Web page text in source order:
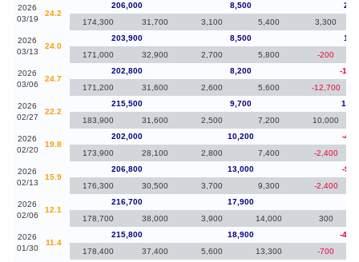
2026
03/19
24.2
206,000 8,500
174,300
31,700 3,100 5,400 3,300
2026
03/13
24.0
203,900 8,500
171,000
32,900 2,700 5,800 -200
2026
03/06
24.7
202,800 8,200
-
171,200
31,600 2,600 5,600 -12,700
2026
02/27
22.2
215,500 9,700
183,900
31,600 2,500 7,200 10,000
2026
02/20
19.8
202,000 10,200
-
173,900
28,100 2,800 7,400 -2,400
2026
02/13
15.9
206,800 13,000
-
176,300
30,500 3,700 9,300 -2,400
2026
02/06
12.1
216,700 17,900
178,700
38,000 3,900 14,000 300
2026
01/30
11.4
215,800 18,900
-
178,400
37,400 5,600 13,300 -700